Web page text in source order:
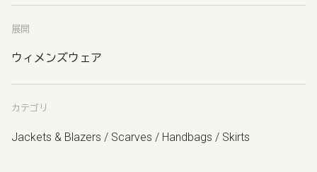
展開
ウィメンズウェア
カテゴリ
Jackets & Blazers / Scarves / Handbags / Skirts